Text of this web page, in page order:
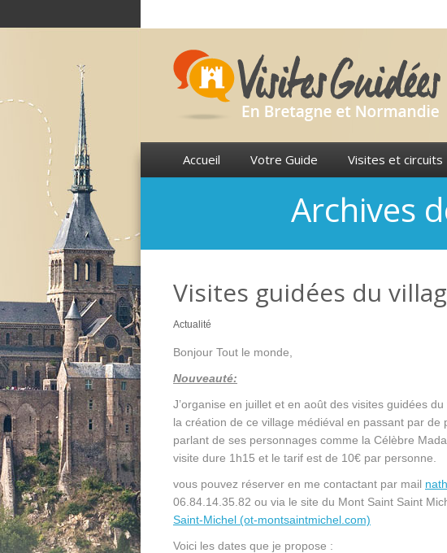
Accueil Votre Guide Visites et circuits
Archives
Visites guidées du
Actualité
Bonjour Tout le monde,
Nouveauté:
J’organise en juillet et en août des visites guidées
la création de ce village médiéval en passant par de
parlant de ses personnages comme la Célèbre
visite dure 1h15 et le tarif est de 10€ par personne.
vous pouvez réserver en me contactant par mail
06.84.14.35.82 ou via le site du Mont Saint Saint
Saint-Michel (ot-montsaintmichel.com)
Voici les dates que je propose :